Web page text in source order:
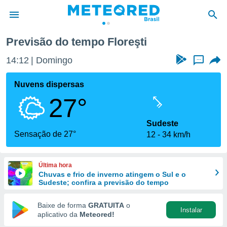
da
fornecidas
a este
das
e
forma
digital
Previsão do tempo Floreşti
14:12 Domingo ...
Nuvens dispersas
27°
Sensação de 27°
Sudeste
12
34 km/h
Última hora
Chuvas e frio de inverno atingem o Sul e o
Sudeste; confira a previsão do tempo
Baixe de forma GRATUITA o
aplicativo da Meteored!
Instalar